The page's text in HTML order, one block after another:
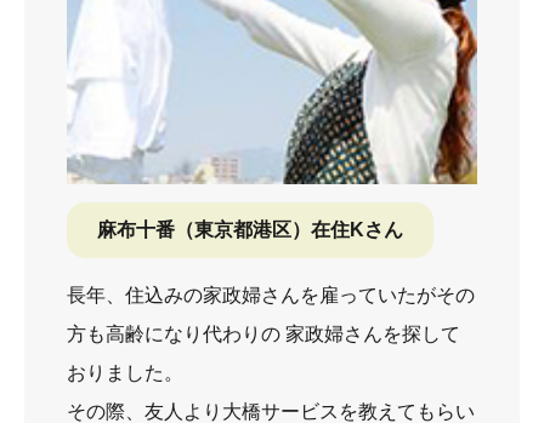
麻布十番（東京都港区）在住Kさん
長年、住込みの家政婦さんを雇っていたがその
方も高齢になり代わりの 家政婦さんを探して
おりました。
その際、友人より大橋サービスを教えてもらい